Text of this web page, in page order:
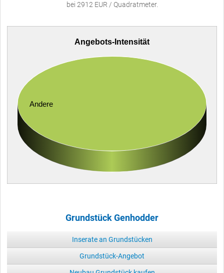
bei 2912 EUR / Quadratmeter.
Angebots-Intensität
Andere
Grundstück Genhodder
Inserate an Grundstücken
Grundstück-Angebot